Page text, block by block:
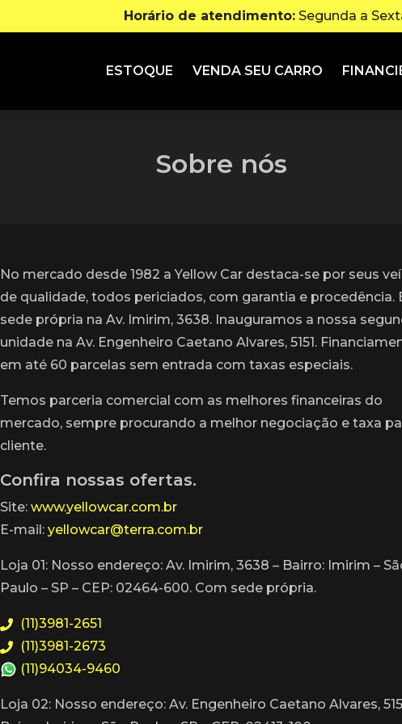
Horário de atendimento: Segunda a
ESTOQUE VENDA SEU CARRO
Sobre nós
No mercado desde 1982 a Yellow Car destaca-se por seus
de qualidade, todos periciados, com garantia e procedência.
sede própria na Av. Imirim, 3638. Inauguramos a nossa
unidade na Av. Engenheiro Caetano Alvares, 5151.
em até 60 parcelas sem entrada com taxas especiais.
Temos parceria comercial com as melhores financeiras do
mercado, sempre procurando a melhor negociação e taxa
cliente.
Confira nossas ofertas.
Site: www.yellowcar.com.br
E-mail: yellowcar@terra.com.br
Loja 01: Nosso endereço: Av. Imirim, 3638 – Bairro: Imirim –
Paulo – SP – CEP: 02464-600. Com sede própria.
(11)3981-2651
(11)3981-2673
(11)94034-9460
Loja 02: Nosso endereço: Av. Engenheiro Caetano Alvares,